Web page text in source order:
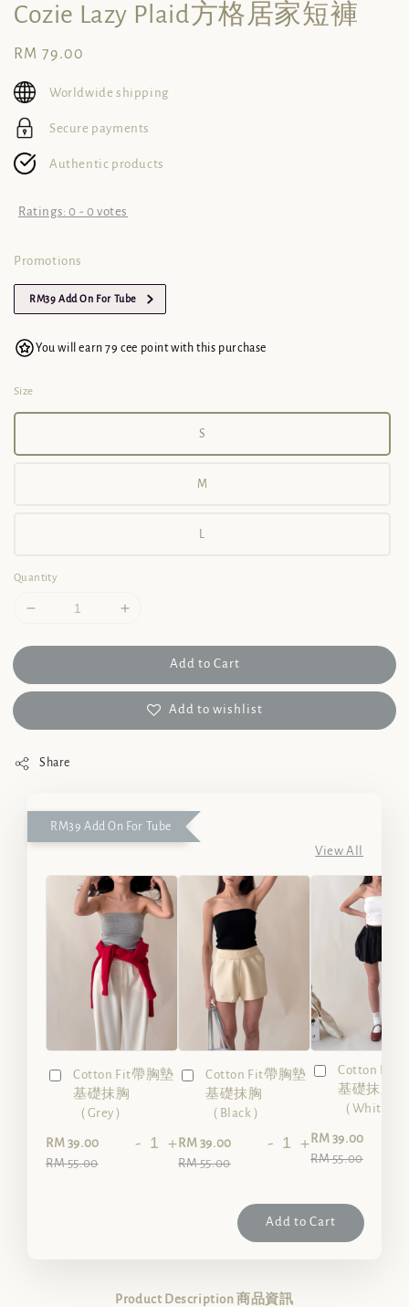
Cozie Lazy Plaid方格居家短褲
Regular
price
RM 79.00
Worldwide shipping
Secure payments
Authentic products
Ratings:0 - 0 votes
Promotions
RM39 Add On For Tube
You will earn 79 cee point with this purchase
Size
S
M
L
Quantity
Add to Cart
Add to wishlist
Share
RM39 Add On For Tube
View All
Cotton Fit帶胸墊
基礎抹胸
（Grey）
RM 39.00
RM 55.00
- +
Cotton Fit帶胸墊
基礎抹胸
（Black）
RM 39.00
RM 55.00
- +
Cotton Fit
基礎抹胸
（White）
RM 39.00
RM 55.00
Add to Cart
Product Description 商品資訊